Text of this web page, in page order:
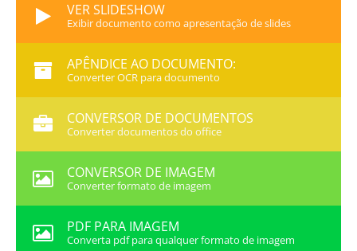
VER SLIDESHOW
Exibir documento como apresentação de slides
APÊNDICE AO DOCUMENTO:
Converter OCR para documento
CONVERSOR DE DOCUMENTOS
Converter documentos do office
CONVERSOR DE IMAGEM
Converter formato de imagem
PDF PARA IMAGEM
Converta pdf para qualquer formato de imagem